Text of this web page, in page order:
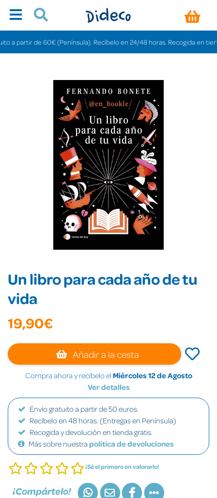
partir de 60€ (Península). Recíbelo en 24/48 horas. Recogida en tiendas
Un libro para cada año de tu
vida
19,90€
Añadir a la cesta
Compra ahora y recíbelo el Miércoles 12 de Agosto
Ver detalles
Envío gratuito a partir de 50 euros.
Recíbelo en 48 horas. (Entregas en Península)
Recogida y devolución en tienda gratis.
Más sobre nuestra política de devoluciones
¡Sé el primero en valorarlo!
¡Compártelo!